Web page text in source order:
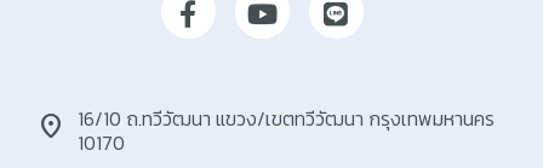
location_on
16/10 ถ.ทวีวัฒนา แขวง/เขตทวีวัฒนา กรุงเทพมหานคร
10170